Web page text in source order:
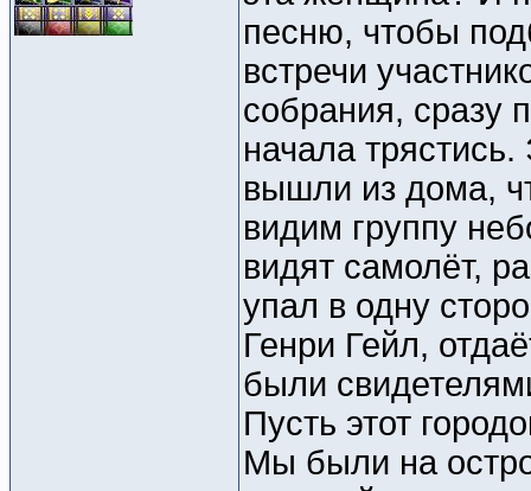
песню, чтобы
встречи
собрания, сразу
начала
вышли из дома,
видим группу
видят самолёт,
упал в одну
Генри Гейл,
были
Пусть этот
Мы были на